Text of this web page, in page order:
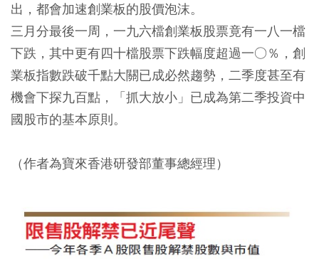
出，都會加速創業板的股價泡沫。
三月分最後一周，一九六檔創業板股票竟有一八一檔
下跌，其中更有四十檔股票下跌幅度超過一○％，創
業板指數跌破千點大關已成必然趨勢，二季度甚至有
機會下探九百點，「抓大放小」已成為第二季投資中
國股市的基本原則。
（作者為寶來香港研發部董事總經理）